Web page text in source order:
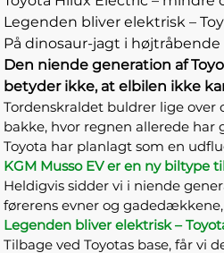
Legenden bliver elektrisk –
På dinosaur-jagt i højtråbende
Den niende generation af
betyder ikke, at elbilen ikke
Tordenskraldet buldrer lige
bakke, hvor regnen allerede
Toyota har planlagt som en
KGM Musso EV er en ny
Heldigvis sidder vi i niende
førerens evner og
Legenden bliver elektrisk –
Tilbage ved Toyotas base, får vi